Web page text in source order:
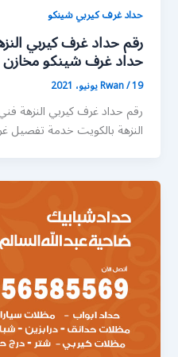
حداد غرف كيربي شينكو
حداد غرف شينكو
Rwan/19 يونيو، 2021
رقم حداد غرف كيربي النزهة
النزهة بالكويت خدمة